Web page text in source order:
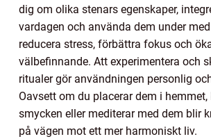
dig om olika stenars egenskaper,
vardagen och använda dem under
reducera stress, förbättra fokus och
välbefinnande. Att experimentera och
ritualer gör användningen personlig
Oavsett om du placerar dem i
smycken eller mediterar med dem blir
på vägen mot ett mer harmoniskt liv.